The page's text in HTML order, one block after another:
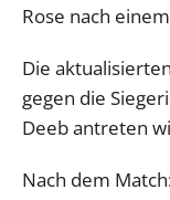
Rose nach
Die
gegen die
Deeb antreten
Nach dem